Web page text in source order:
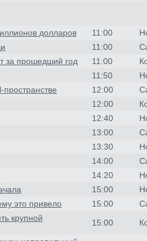
долларов 11:00
11:00
за прошедший год 11:00
11:50
12:00
12:00
12:40
13:00
13:30
14:00
14:20
15:00
это привело 15:00
крупной
15:00